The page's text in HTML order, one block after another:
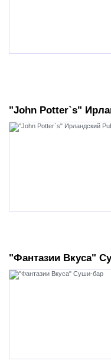
"John Potter`s"
"Фантазии Вкуса"